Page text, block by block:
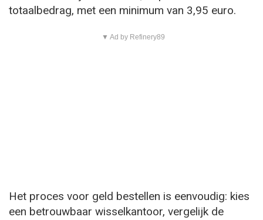
totaalbedrag, met een minimum van 3,95 euro.
▼ Ad by Refinery89
Het proces voor geld bestellen is eenvoudig: kies
een betrouwbaar wisselkantoor, vergelijk de